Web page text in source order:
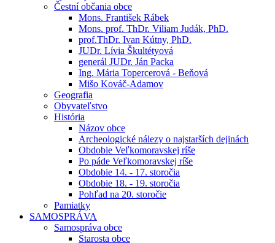
Čestní občania obce
Mons. František Rábek
Mons. prof. ThDr. Viliam Judák, PhD.
prof.ThDr. Ivan Kútny, PhD.
JUDr. Lívia Škultétyová
generál JUDr. Ján Packa
Ing. Mária Topercerová - Beňová
Mišo Kováč-Adamov
Geografia
Obyvateľstvo
História
Názov obce
Archeologické nálezy o najstarších dejinách
Obdobie Veľkomoravskej ríše
Po páde Veľkomoravskej ríše
Obdobie 14. - 17. storočia
Obdobie 18. - 19. storočia
Pohľad na 20. storočie
Pamiatky
SAMOSPRÁVA
Samospráva obce
Starosta obce